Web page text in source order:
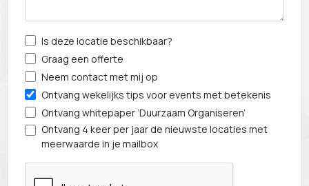
Is deze locatie beschikbaar?
Graag een offerte
Neem contact met mij op
Ontvang wekelijks tips voor events met betekenis
Ontvang whitepaper ‘Duurzaam Organiseren’
Ontvang 4 keer per jaar de nieuwste locaties met
meerwaarde in je mailbox